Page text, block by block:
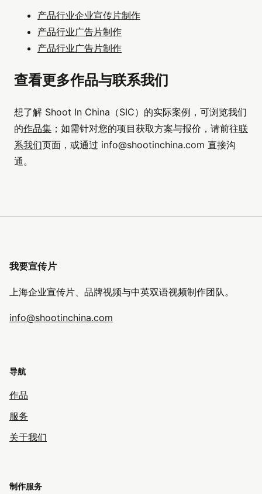
产品行业企业宣传片制作
产品行业广告片制作
产品行业广告片制作
查看更多作品与联系我们
想了解 Shoot In China（SIC）的实际案例，可浏览我们
的作品集 ；如需针对您的项目获取方案与报价，请前往联
系我们页面，或通过 info@shootinchina.com 直接沟
通。
我要宣传片
上海企业宣传片、品牌视频与中英双语视频制作团队。
info@shootinchina.com
导航
作品
服务
关于我们
制作服务